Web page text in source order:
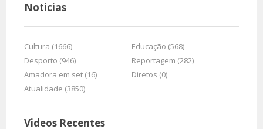
Noticias
Cultura (1666)
Educação (568)
Desporto (946)
Reportagem (282)
Amadora em set (16)
Diretos (0)
Atualidade (3850)
Videos Recentes